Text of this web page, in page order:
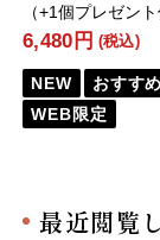
（+1個プレゼント
6,480円 (税込)
NEW
おすすめ
WEB限定
最近閲覧